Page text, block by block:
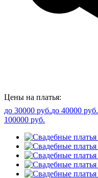
Цены на платья:
до 30000 руб.до 40000 руб.
100000 руб.